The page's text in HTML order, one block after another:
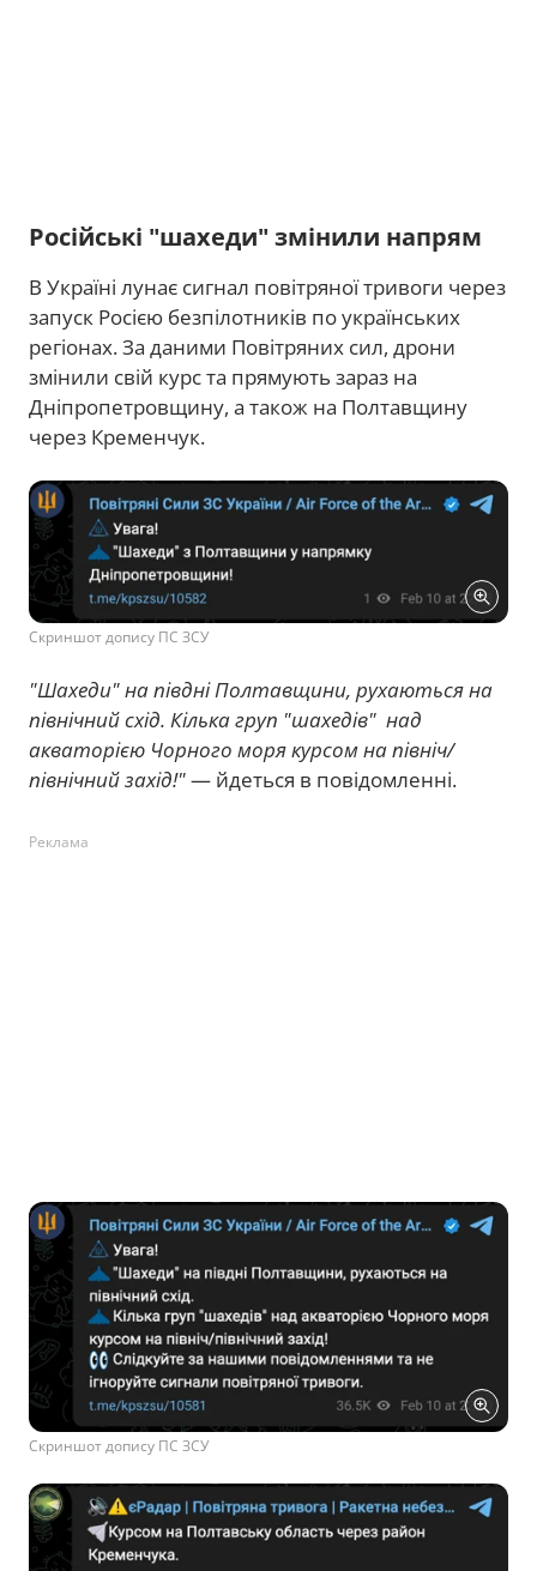
Російські "шахеди" змінили напрям
В Україні лунає сигнал повітряної тривоги через
запуск Росією безпілотників по українських
регіонах. За даними Повітряних сил, дрони
змінили свій курс та прямують зараз на
Дніпропетровщину, а також на Полтавщину
через Кременчук.
Скриншот допису ПС ЗСУ
"Шахеди" на півдні Полтавщини, рухаються на
північний схід. Кілька груп "шахедів" над
акваторією Чорного моря курсом на північ/
північний захід!"— йдеться в повідомленні.
Реклама
Скриншот допису ПС ЗСУ